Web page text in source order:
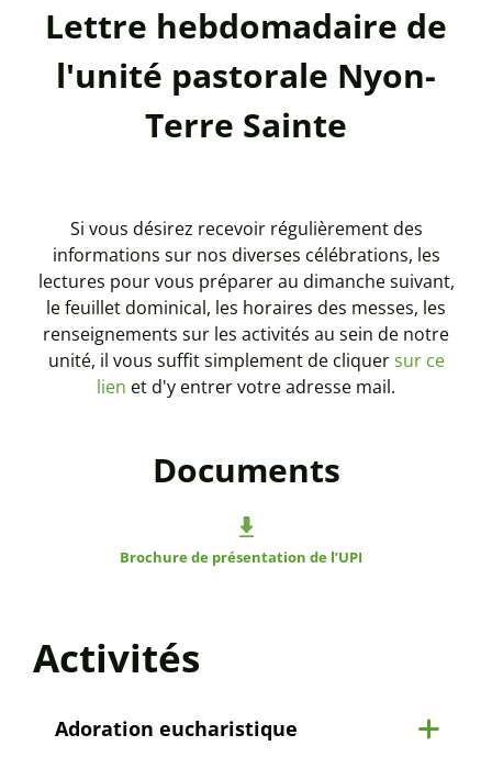
Lettre hebdomadaire de
l'unité pastorale Nyon-
Terre Sainte
Si vous désirez recevoir régulièrement des
informations sur nos diverses célébrations, les
lectures pour vous préparer au dimanche suivant,
le feuillet dominical, les horaires des messes, les
renseignements sur les activités au sein de notre
unité, il vous suffit simplement de cliquersur ce
lien et d'y entrer votre adresse mail.
Documents
Brochure de présentation de l’UPI
Activités
Adoration eucharistique